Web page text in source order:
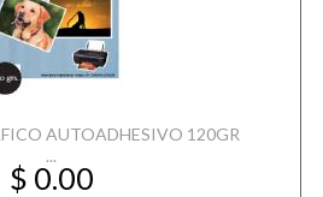
AUTOADHESIVO 120GR
...
$ 0.00